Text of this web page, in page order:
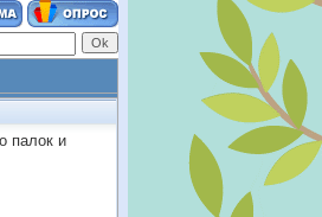
палок и